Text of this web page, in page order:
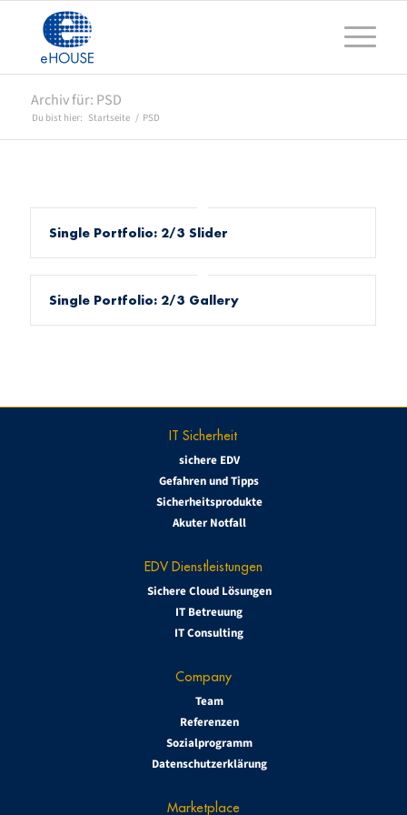
Archiv für: PSD
Du bist hier: Startseite / PSD
Single Portfolio: 2/3 Slider
Single Portfolio: 2/3 Gallery
IT Sicherheit
sichere EDV
Gefahren und Tipps
Sicherheitsprodukte
Akuter Notfall
EDV Dienstleistungen
Sichere Cloud Lösungen
IT Betreuung
IT Consulting
Company
Team
Referenzen
Sozialprogramm
Datenschutzerklärung
Marketplace